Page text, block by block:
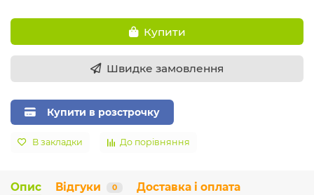
Купити
Швидке замовлення
Купити в розстрочку
В закладки До порівняння
Опис Відгуки 0 Доставка і оплата